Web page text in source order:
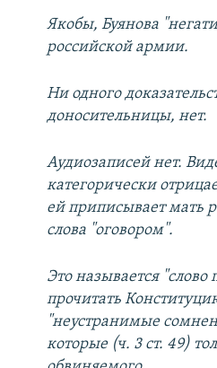
Якобы, Буянова
российской армии.
Ни одного
доносительницы, нет.
Аудиозаписей нет.
категорически
ей приписывает мать
слова "оговором".
Это называется "слово
прочитать
"неустранимые
которые (ч. 3 ст. 49)